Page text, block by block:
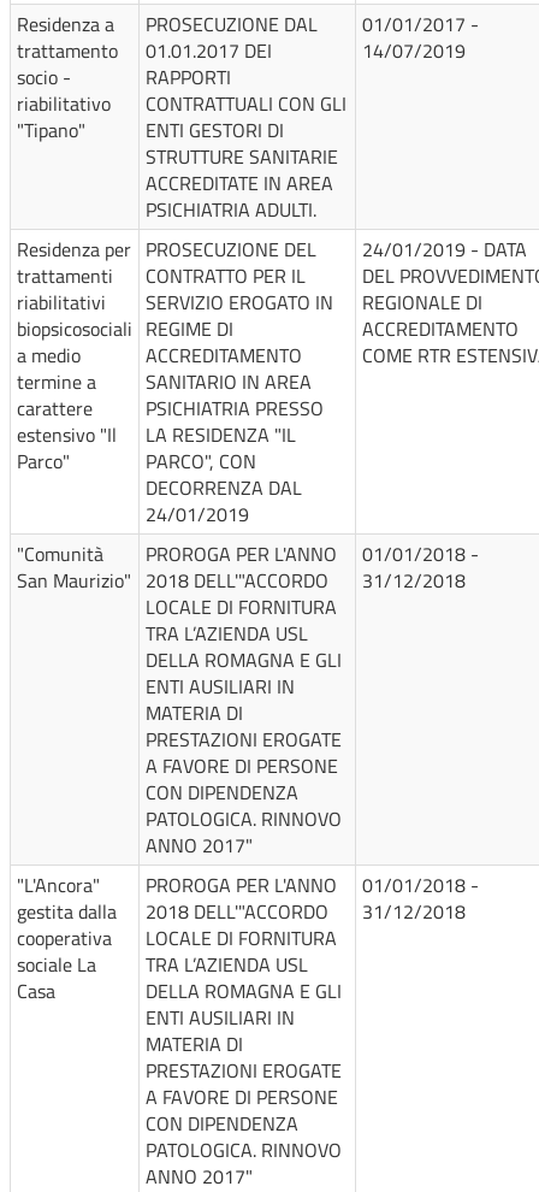
Residenza a
trattamento
socio -
riabilitativo
"Tipano"
PROSECUZIONE DAL
01.01.2017 DEI
RAPPORTI
CONTRATTUALI CON GLI
ENTI GESTORI DI
STRUTTURE SANITARIE
ACCREDITATE IN AREA
PSICHIATRIA ADULTI.
01/01/2017 -
14/07/2019
Residenza per
trattamenti
riabilitativi
biopsicosociali
a medio
termine a
carattere
estensivo "Il
Parco"
PROSECUZIONE DEL
CONTRATTO PER IL
SERVIZIO EROGATO IN
REGIME DI
ACCREDITAMENTO
SANITARIO IN AREA
PSICHIATRIA PRESSO
LA RESIDENZA "IL
PARCO", CON
DECORRENZA DAL
24/01/2019
24/01/2019 - DATA
DEL
REGIONALE DI
ACCREDITAMENTO
COME RTR
"Comunità
San Maurizio"
PROROGA PER L'ANNO
2018 DELL'"ACCORDO
LOCALE DI FORNITURA
TRA L’AZIENDA USL
DELLA ROMAGNA E GLI
ENTI AUSILIARI IN
MATERIA DI
PRESTAZIONI EROGATE
A FAVORE DI PERSONE
CON DIPENDENZA
PATOLOGICA. RINNOVO
ANNO 2017"
01/01/2018 -
31/12/2018
"L'Ancora"
gestita dalla
cooperativa
sociale La
Casa
PROROGA PER L'ANNO
2018 DELL'"ACCORDO
LOCALE DI FORNITURA
TRA L’AZIENDA USL
DELLA ROMAGNA E GLI
ENTI AUSILIARI IN
MATERIA DI
PRESTAZIONI EROGATE
A FAVORE DI PERSONE
CON DIPENDENZA
PATOLOGICA. RINNOVO
ANNO 2017"
01/01/2018 -
31/12/2018